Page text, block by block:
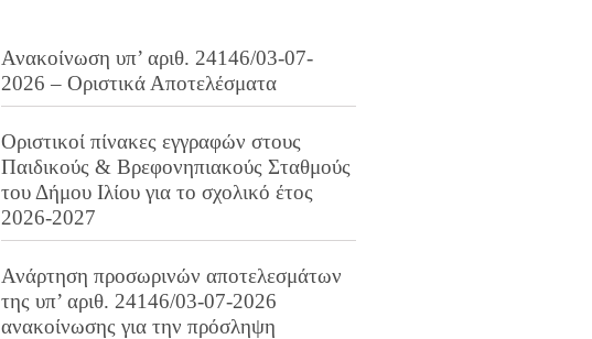
Ανακοίνωση υπ’ αριθ. 24146/03-07-
2026 – Οριστικά Αποτελέσματα
Οριστικοί πίνακες εγγραφών στους
Παιδικούς & Βρεφονηπιακούς Σταθμούς
του Δήμου Ιλίου για το σχολικό έτος
2026-2027
Ανάρτηση προσωρινών αποτελεσμάτων
της υπ’ αριθ. 24146/03-07-2026
ανακοίνωσης για την πρόσληψη